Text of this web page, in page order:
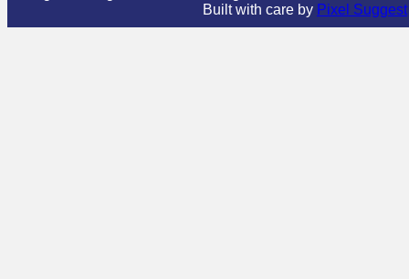
Built with care by Pixel Suggest